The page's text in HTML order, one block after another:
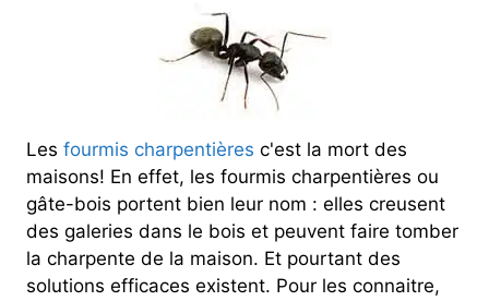
Les fourmis charpentières c'est la mort des
maisons! En effet, les fourmis charpentières ou
gâte-bois portent bien leur nom : elles creusent
des galeries dans le bois et peuvent faire tomber
la charpente de la maison. Et pourtant des
solutions efficaces existent. Pour les connaitre,